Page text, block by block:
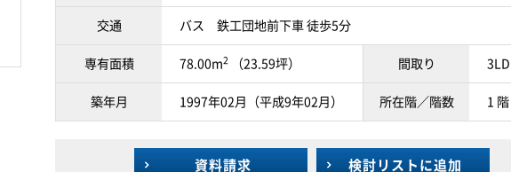
交通 バス 鉄工団地前下車 徒歩5分
専有面積 78.00m2 （23.59坪） 間取り
築年月 1997年02月（平成9年02月） 所在階／階数 1
資料請求 検討リスト に追加